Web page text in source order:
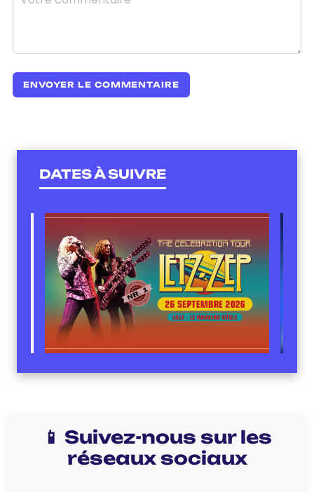
DATES À SUIVRE
📱 Suivez-nous sur les
réseaux sociaux